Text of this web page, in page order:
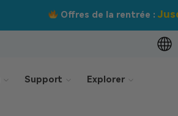
Support Explorer